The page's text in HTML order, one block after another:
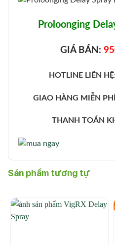
Proloonging
GIÁ BÁN:
HOTLINE LIÊN
GIAO HÀNG MIỄN
THANH TOÁN
Sản phẩm tương tự